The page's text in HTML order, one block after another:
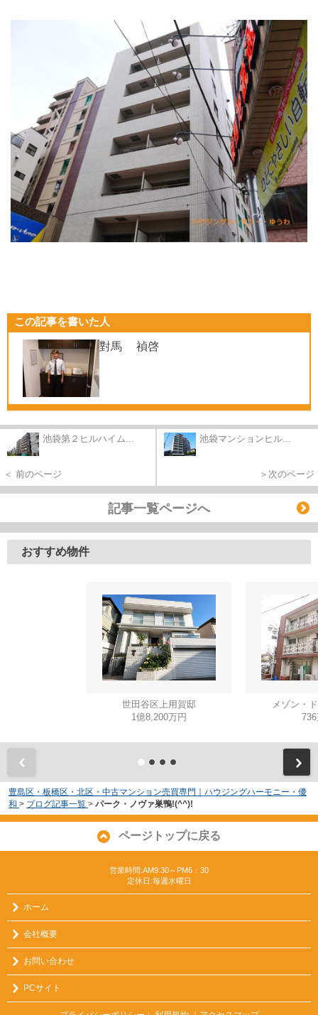
この記事を書いた人
對馬 禎啓
池袋第２ヒルハイム...
＜ 前のページ
池袋マンションヒル...
＞次のページ
記事一覧ページへ
おすすめ物件
世田谷区上用賀邸
1億8,200万円
メゾン・
豊島区・板橋区・北区・中古マンション売買専門｜ハウジングハーモニー・優
和 > ブログ記事一覧 > パーク・ノヴァ巣鴨!(^^)!
ページトップに戻る
営業時間:AM9:30～PM6：30
定休日:毎週水曜日
ホーム
会社概要
お問い合わせ
PCサイト